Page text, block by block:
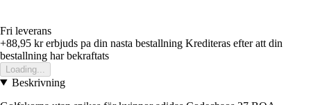
Fri leverans
+88,95 krerbjuds pa din nasta bestallning Krediteras efter att din
bestallning har bekraftats
Loading...
Beskrivning